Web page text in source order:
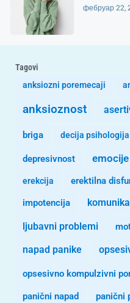
фебруар 22,
Tagovi
anksiozni poremecaji
anksioznost
briga decija psihologija
depresivnost emocije
erekcija erektilna
impotencija
ljubavni problemi
napad panike
opsesivno kompulzivni
panični napad panični